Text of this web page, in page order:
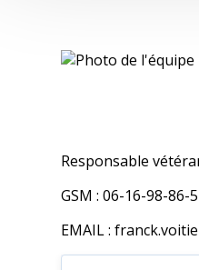
Responsable
GSM : 06-16-98-86-
EMAIL :